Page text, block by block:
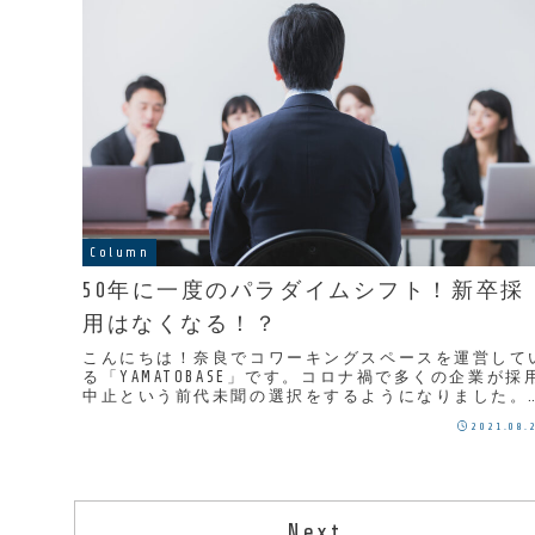
Column
50年に一度のパラダイムシフト！新卒採
用はなくなる！？
こんにちは！奈良でコワーキングスペースを運営して
る「YAMATOBASE」です。コロナ禍で多くの企業が採
中止という前代未聞の選択をするようになりました。